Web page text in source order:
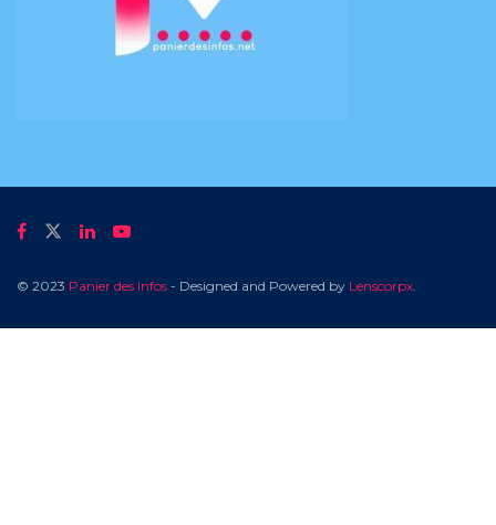
© 2023 Panier des Infos - Designed and Powered by Lenscorpx